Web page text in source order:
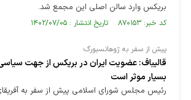
بریکس وارد سالن اصلی این مجمع شد.
کد خبر: ۸۷۰۱۵۳ تاریخ انتشار : ۱۴۰۲/۰۷/۰۵
پیش از سفر به ژوهانسبورگ؛
قالیباف: عضویت ایران در بریکس از جهت
بسیار موثر است
رئیس مجلس شورای اسلامی پیش از سفر به